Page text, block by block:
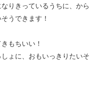
りきっているうちに、から
うできます！
もちいい！
ょに、おもいっきりたいそ